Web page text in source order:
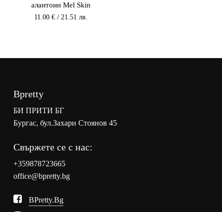
алантоин Mel Skin
11.00 €/ 21.51 лв.
Bpretty
БИ ПРИТИ БГ
Бургас, бул.Захари Стоянов 45
Свържете се с нас:
+359878723665
office@bpretty.bg
BPretty.bg